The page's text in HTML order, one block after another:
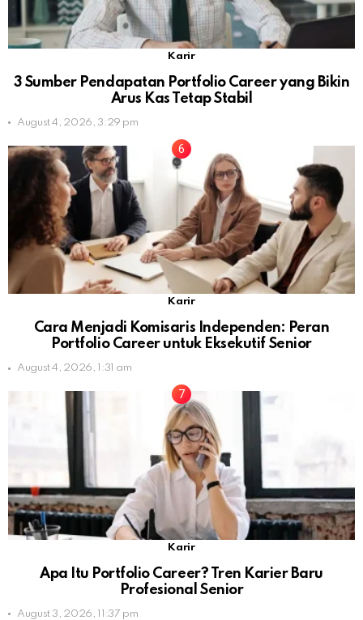
Karir
3 Sumber Pendapatan Portfolio Career yang Bikin
Arus Kas Tetap Stabil
August 4, 2026, 3:29 pm
Karir
Cara Menjadi Komisaris Independen: Peran
Portfolio Career untuk Eksekutif Senior
August 4, 2026, 1:31 am
Karir
Apa Itu Portfolio Career? Tren Karier Baru
Profesional Senior
August 3, 2026, 11:37 pm